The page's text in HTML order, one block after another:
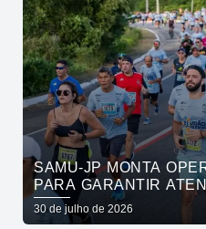
SAMU-JP MONTA
PARA GARANTIR
ATLETAS DA
DE JOÃO PESSOA
30 de julho de 2026